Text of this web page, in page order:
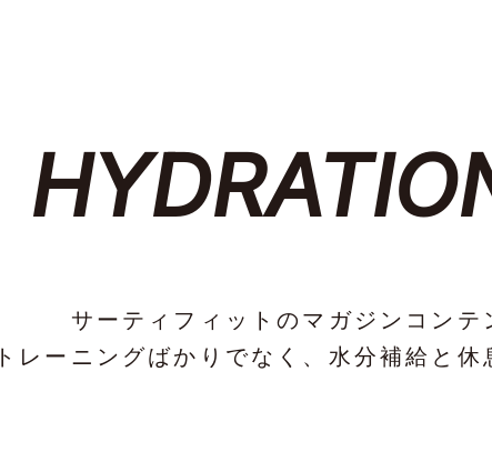
サーティフィットのマガジンコンテ
トレーニングばかりでなく、 水分補給と休